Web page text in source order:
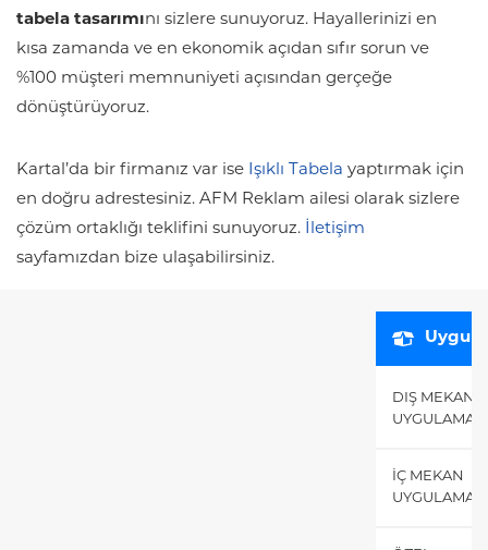
tabela tasarımını sizlere sunuyoruz. Hayallerinizi en
kısa zamanda ve en ekonomik açıdan sıfır sorun ve
%100 müşteri memnuniyeti açısından gerçeğe
dönüştürüyoruz.
Kartal’da bir firmanız var ise Işıklı Tabela yaptırmak için
en doğru adrestesiniz. AFM Reklam ailesi olarak sizlere
çözüm ortaklığı teklifini sunuyoruz.
İletişim
sayfamızdan bize ulaşabilirsiniz.
DIŞ MEKAN
İÇ MEKAN